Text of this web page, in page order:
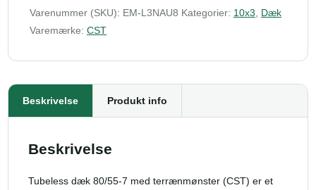
Varenummer (SKU): EM-L3NAU8 Kategorier: 10x3
Dæk
Varemærke: CST
Beskrivelse Produkt info
Beskrivelse
Tubeless dæk 80/55-7 med terrænmønster (CST) er et